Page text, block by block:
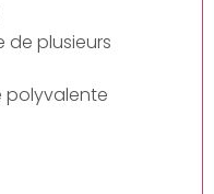
de plusieurs
polyvalente